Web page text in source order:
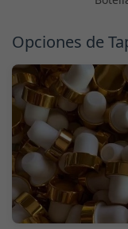
Opciones de